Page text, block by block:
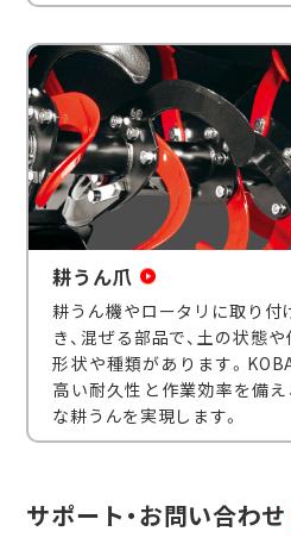
耕うん爪
耕うん機やロータリに取り付
き、混ぜる部品で、土の状態
形状や種類があります。
高い耐久性と作業効率を備
な耕うんを実現します。
サポート・お問い合わせ